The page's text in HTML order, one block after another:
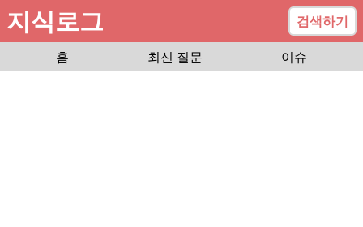
지식로그
검색하기
홈
최신 질문 이슈